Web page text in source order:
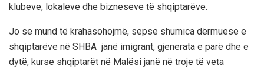
klubeve, lokaleve dhe bizneseve të shqiptarëve.
Jo se mund të krahasohojmë, sepse shumica dërmuese e
shqiptarëve në SHBA janë imigrant, gjenerata e parë dhe e
dytë, kurse shqiptarët në Malësi janë në troje të veta